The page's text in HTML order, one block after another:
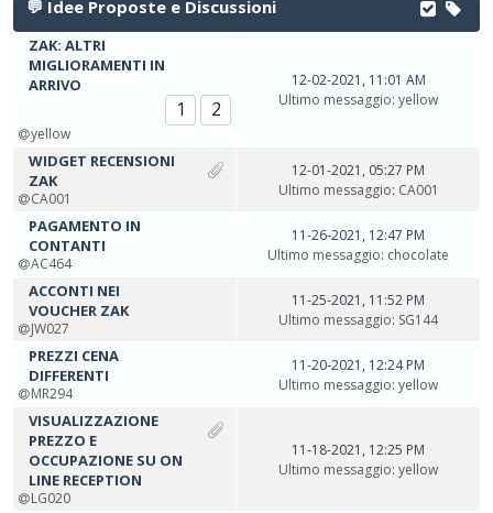
💬 Idee Proposte e Discussioni
ZAK: ALTRI
MIGLIORAMENTI IN
ARRIVO
1 2
yellow
12-02-2021, 11:01 AM
Ultimo messaggio: yellow
WIDGET RECENSIONI
ZAK
CA001
12-01-2021, 05:27 PM
Ultimo messaggio: CA001
PAGAMENTO IN
CONTANTI
AC464
11-26-2021, 12:47 PM
Ultimo messaggio: chocolate
ACCONTI NEI
VOUCHER ZAK
JW027
11-25-2021, 11:52 PM
Ultimo messaggio: SG144
PREZZI CENA
DIFFERENTI
MR294
11-20-2021, 12:24 PM
Ultimo messaggio: yellow
VISUALIZZAZIONE
PREZZO E
OCCUPAZIONE SU ON
LINE RECEPTION
LG020
11-18-2021, 12:25 PM
Ultimo messaggio: yellow